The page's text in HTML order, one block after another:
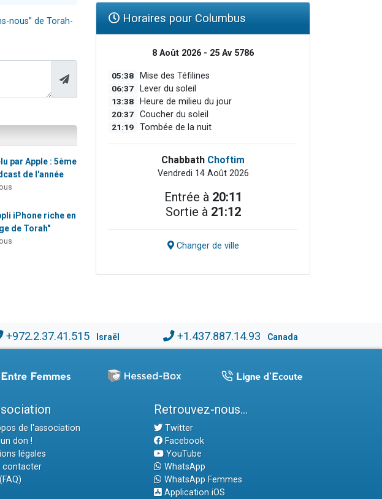
nous” de Torah-
par Apple : 5ème
de l'année
iPhone riche en
de Torah"
Horaires pour Columbus
8 Août 2026 - 25 Av 5786
05:38 Mise des Téfilines
06:37 Lever du soleil
13:38 Heure de milieu du jour
20:37 Coucher du soleil
21:19 Tombée de la nuit
Chabbath Choftim
Vendredi 14 Août 2026
Entrée à 20:11
Sortie à 21:12
Changer de ville
+972.2.37.41.515 Israël +1.437.887.14.93 Canada
de l'association
don !
légales
contacter
Retrouvez-nous...
Twitter
Facebook
YouTube
WhatsApp
WhatsApp Femmes
Application iOS